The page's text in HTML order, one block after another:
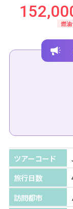
燃
＜TSJだけの限
特典の8時間カ
です。
※早割特典はA
※ご利用希望の
さい。
◆ご出発90日前
ツアーコード
旅行日数
訪問都市